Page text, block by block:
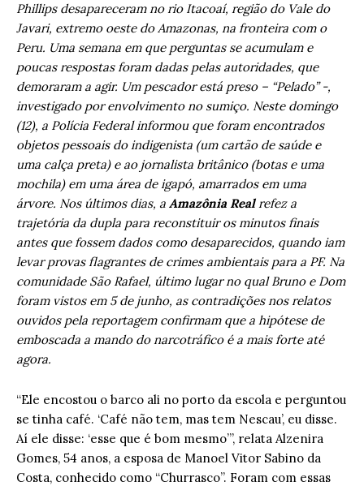
Phillips desapareceram no rio Itacoaí, região do Vale do
Javari, extremo oeste do Amazonas, na fronteira com o
Peru. Uma semana em que perguntas se acumulam e
poucas respostas foram dadas pelas autoridades, que
demoraram a agir. Um pescador está preso – “Pelado” -,
investigado por envolvimento no sumiço. Neste domingo
(12), a Polícia Federal informou que foram encontrados
objetos pessoais do indigenista (um cartão de saúde e
uma calça preta) e ao jornalista britânico (botas e uma
mochila) em uma área de igapó, amarrados em uma
árvore. Nos últimos dias, a Amazônia Realrefez a
trajetória da dupla para reconstituir os minutos finais
antes que fossem dados como desaparecidos, quando iam
levar provas flagrantes de crimes ambientais para a PF. Na
comunidade São Rafael, último lugar no qual Bruno e Dom
foram vistos em 5 de junho, as contradições nos relatos
ouvidos pela reportagem confirmam que a hipótese de
emboscada a mando do narcotráfico é a mais forte até
agora.
“Ele encostou o barco ali no porto da escola e perguntou
se tinha café. ‘Café não tem, mas tem Nescau’, eu disse.
Aí ele disse: ‘esse que é bom mesmo’”, relata Alzenira
Gomes, 54 anos, a esposa de Manoel Vitor Sabino da
Costa, conhecido como “Churrasco”. Foram com essas